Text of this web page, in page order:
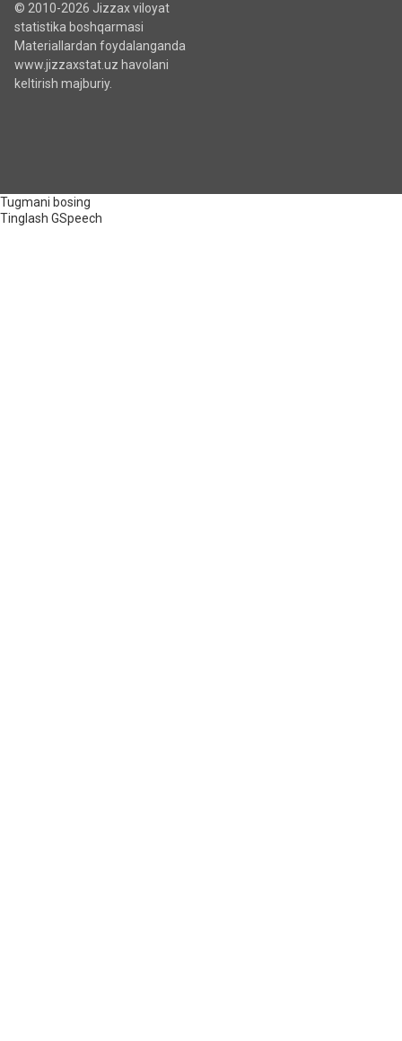
© 2010-2026 Jizzax viloyat
statistika boshqarmasi
Materiallardan foydalanganda
www.jizzaxstat.uz havolani
keltirish majburiy.
Tugmani bosing
Tinglash GSpeech